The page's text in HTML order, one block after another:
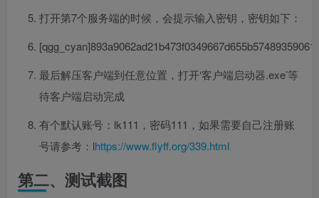
打开第7个服务端的时候，会提示输入密钥，密钥如下：
最后解压客户端到任意位置，打开‘客户端启动器.exe’等
待客户端启动完成
有个默认账号：lk111，密码111，如果需要自己注册账
号请参考：lhttps://www.flyff.org/339.html
第二、测试截图